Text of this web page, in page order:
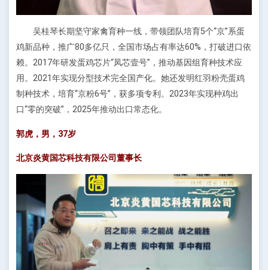
吴桂琴长期坚守家禽育种一线，带领团队培育5个“京”系蛋
鸡新品种，推广80多亿只，全国市场占有率达60%，打破进口依
赖。2017年研发蛋鸡芯片“凤芯壹号”，推动基因组育种技术应
用。2021年实现分型技术完全国产化。她还发明红羽粉壳蛋鸡
制种技术，培育“京粉6号”，获多项专利。2023年实现种鸡出
口“零的突破”，2025年推动出口常态化。
郭虎，男，37岁
北京炎黄国芯科技有限公司董事长